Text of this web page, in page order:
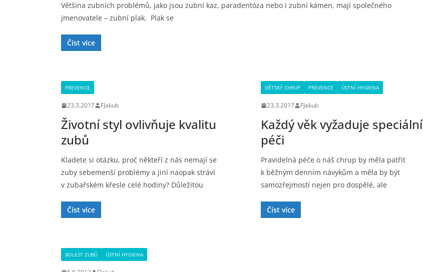
Většina zubních problémů, jako jsou zubní kaz, paradentóza nebo i zubní kámen, mají společného
jmenovatele – zubní plak. Plak se
Číst více
PREVENCE
23.3.2017 FJakub
Životní styl ovlivňuje kvalitu
zubů
Kladete si otázku, proč někteří z nás nemají se
zuby sebemenší problémy a jiní naopak stráví
v zubařském křesle celé hodiny? Důležitou
Číst více
DĚTSKÝ CHRUP PREVENCE ÚSTNÍ HYGIENA
23.3.2017 FJakub
Každý věk vyžaduje speciální
péči
Pravidelná péče o náš chrup by měla patřit
k běžným denním návykům a měla by být
samozřejmostí nejen pro dospělé, ale
Číst více
BOLEST ZUBŮ ÚSTNÍ HYGIENA